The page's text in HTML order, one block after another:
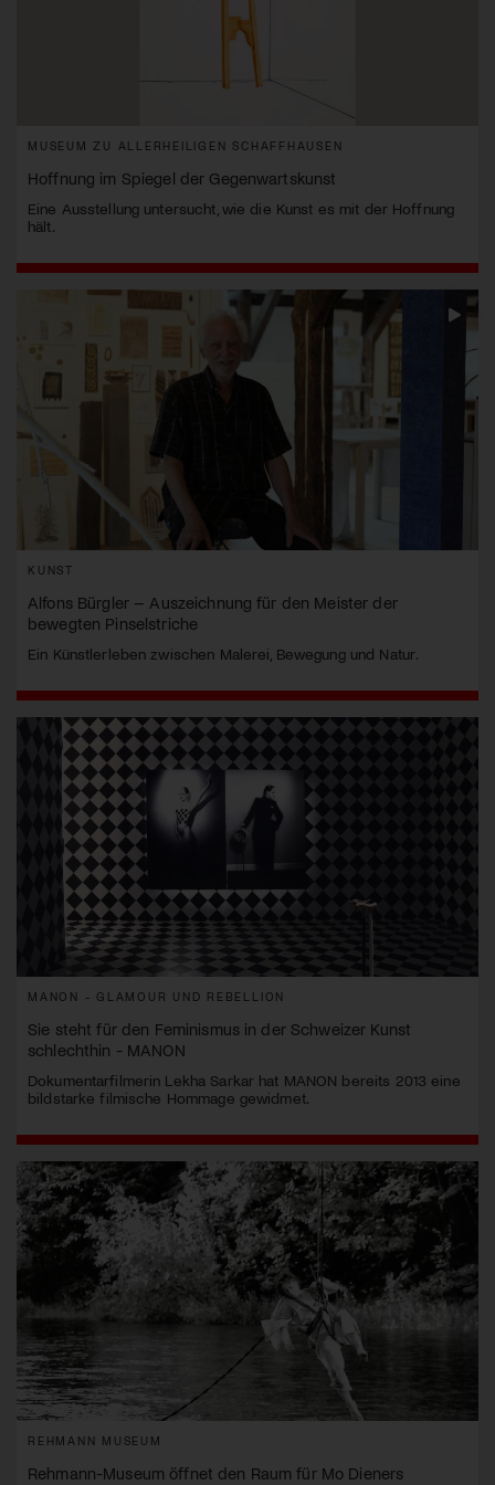
MUSEUM ZU ALLERHEILIGEN SCHAFFHAUSEN
Hoffnung im Spiegel der Gegenwartskunst
Eine Ausstellung untersucht, wie die Kunst es mit der Hoffnung
hält.
KUNST
Alfons Bürgler – Auszeichnung für den Meister der
bewegten Pinselstriche
Ein Künstlerleben zwischen Malerei, Bewegung und Natur.
MANON - GLAMOUR UND REBELLION
Sie steht für den Feminismus in der Schweizer Kunst
schlechthin - MANON
Dokumentarfilmerin Lekha Sarkar hat MANON bereits 2013 eine
bildstarke filmische Hommage gewidmet.
REHMANN MUSEUM
Rehmann-Museum öffnet den Raum für Mo Dieners